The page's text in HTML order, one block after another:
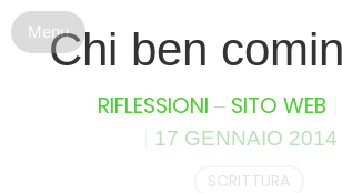
Chi ben
RIFLESSIONI – SITO WEB
17 GENNAIO 2014
SCRITTURA